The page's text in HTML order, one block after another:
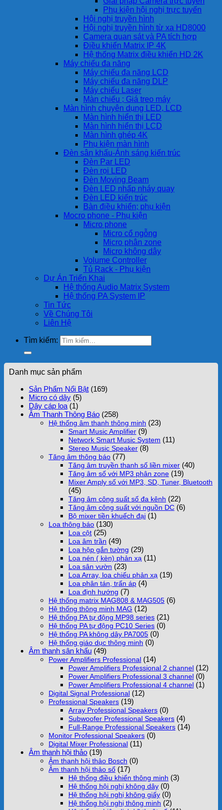
Phụ kiện hội nghị trực tuyến
Hội nghị truyền hình
Hội nghị truyền hình từ xa HD8000
Camera quan sát và PA tích hợp
Điều khiển Matrix IP 4K
Hệ thống Matrix điều khiển HD 2K
Máy chiếu đa năng
Máy chiếu đa năng LCD
Máy chiếu đa năng DLP
Máy chiếu Laser
Màn chiếu ; Giá treo máy
Màn hình chuyên dụng LED, LCD
Màn hình hiển thị LED
Màn hình hiển thị LCD
Màn hình ghép 4K
Phụ kiện màn hình
Đèn sân khấu-Ánh sáng kiến trúc
Đèn Par LED
Đèn rọi LED
Đèn Moving Beam
Đèn LED nhấp nháy quay
Đèn LED kiến trúc
Bàn điều khiển; phụ kiện
Mocro phone - Phụ kiện
Micro phone
Micro cổ ngỗng
Micro phân zone
Micro không dây
Volume Controller
Tủ Rack - Phụ kiện
Dự Án Triển Khai
Hệ thống Audio Matrix System
Hệ thống PA System IP
Tin Tức
Về Chúng Tôi
Liên Hệ
Tìm kiếm:
Danh mục sản phẩm
Sản Phẩm Nổi Bật (169)
Micro có dây (5)
Dây cáp loa (1)
Âm Thanh Thông Báo (258)
Hệ thống âm thanh thông minh (23)
Smart Music Amplifier (9)
Network Smart Music System (11)
Stereo Music Speaker (8)
Tăng âm thông báo (77)
Tăng âm truyền thanh số liền mixer (40)
Tăng âm số với MP3 phân zone (19)
Mixer Amply số với MP3, SD, Tuner, Bluetooth
(45)
Tăng âm công suất số đa kênh (22)
Tăng âm công suất với nguồn DC (6)
Bộ mixer tiền khuếch đại (1)
Loa thông báo (130)
Loa cột (25)
Loa âm trần (49)
Loa hộp gắn tường (29)
Loa nén ( kèn) phản xạ (11)
Loa sân vườn (23)
Loa Array, loa chiếu phản xạ (19)
Loa phân tán, trấn áp (4)
Loa định hướng (7)
Hệ thống matrix MAG808 & MAG505 (6)
Hệ thống thông minh MAG (12)
Hệ thống PA tự động MP98 series (21)
Hệ thống PA tự động PC10 Series (0)
Hệ thống PA không dây PA7005 (0)
Hệ thống giáo dục thông minh (0)
Âm thanh sân khấu (49)
Power Amplifiers Professional (14)
Power Amplifiers Professional 2 channel (12)
Power Amplifiers Professional 3 channel (0)
Power Amplifiers Professional 4 channel (1)
Digital Signal Professional (12)
Professional Speakers (19)
Array Professional Speakers (0)
Subwoofer Professional Speakers (4)
Full-Range Professional Speakers (14)
Monitor Professional Speakers (0)
Digital Mixer Professional (11)
Âm thanh hội thảo (19)
Âm thanh hội thảo Bosch (0)
Âm thanh hội thảo số (17)
Hệ thống điều khiển thông minh (3)
Hệ thống hội nghị không dây (0)
Hệ thống hội nghị không giấy (0)
Hệ thống hội nghị thông minh (2)